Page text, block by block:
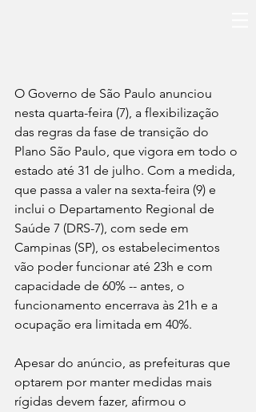
O Governo de São Paulo anunciou
nesta quarta-feira (7), a flexibilização
das regras da fase de transição do
Plano São Paulo, que vigora em todo o
estado até 31 de julho. Com a medida,
que passa a valer na sexta-feira (9) e
inclui o Departamento Regional de
Saúde 7 (DRS-7), com sede em
Campinas (SP), os estabelecimentos
vão poder funcionar até 23h e com
capacidade de 60% -- antes, o
funcionamento encerrava às 21h e a
ocupação era limitada em 40%.
Apesar do anúncio, as prefeituras que
optarem por manter medidas mais
rígidas devem fazer, afirmou o